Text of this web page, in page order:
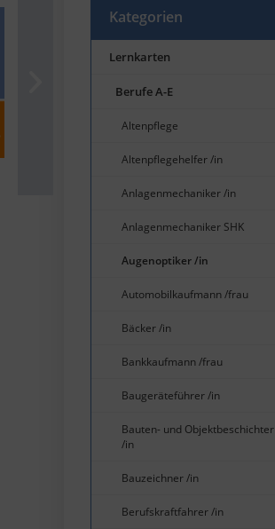
Kategorien
Lernkarten
Berufe A-E
Altenpflege
Altenpflegehelfer /in
Anlagenmechaniker /in
Anlagenmechaniker SHK
Augenoptiker /in
Automobilkaufmann /frau
Bäcker /in
Bankkaufmann /frau
Baugeräteführer /in
Bauten- und Objektbeschichter
/in
Bauzeichner /in
Berufskraftfahrer /in